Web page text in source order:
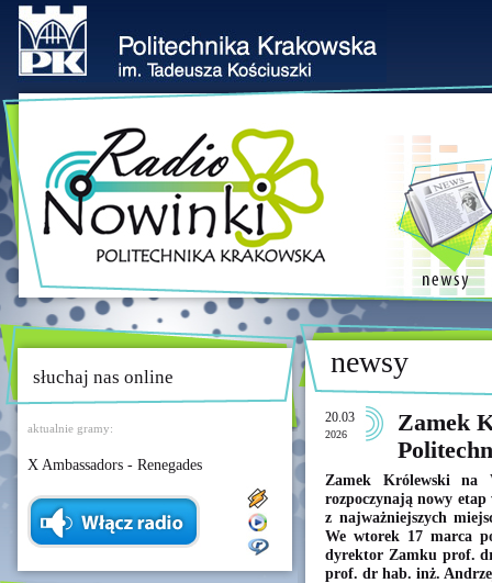
słuchaj nas online
aktualnie gramy:
X Ambassadors - Renegades
newsy
20.03
2026
Zamek
Zamek Królewski na
rozpoczynają nowy etap
z najważniejszych
We wtorek 17 marca
dyrektor Zamku prof.
prof. dr hab. inż.